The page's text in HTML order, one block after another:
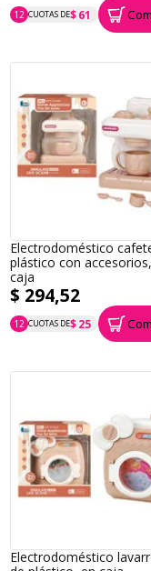
12 CUOTAS DE$ 61
P.T.F. $ 730
Electrodoméstico
plástico con
caja
$ 294,52
12 CUOTAS DE$ 25
P.T.F. $ 295
Electrodoméstico